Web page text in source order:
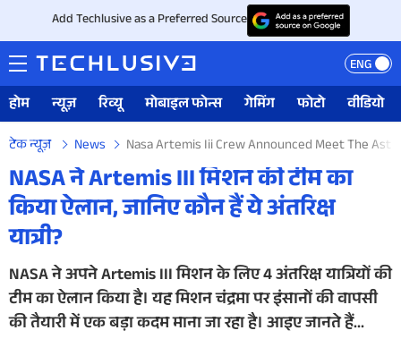
Add Techlusive as a Preferred Source
ENG
होम न्यूज़ रिव्यू मोबाइल फोन्स गेमिंग फोटो वीडियो
टेक न्यूज़ News Nasa Artemis Iii Crew Announced Meet The
NASA ने Artemis III मिशन की टीम का
किया ऐलान, जानिए कौन हैं ये अंतरिक्ष
यात्री?
NASA ने अपने Artemis III मिशन के लिए 4 अंतरिक्ष यात्रियों की
टीम का ऐलान किया है। यह मिशन चंद्रमा पर इंसानों की वापसी
की तैयारी में एक बड़ा कदम माना जा रहा है। आइए जानते हैं...